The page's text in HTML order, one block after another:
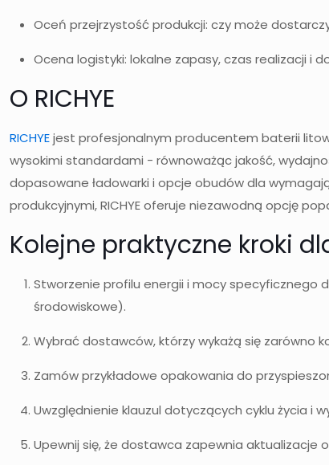
Oceń przejrzystość produkcji: czy może
Ocena logistyki: lokalne zapasy, czas realizacji i
O RICHYE
RICHYEjest profesjonalnym producentem baterii
wysokimi standardami - równoważąc jakość,
dopasowane ładowarki i opcje obudów dla
produkcyjnymi, RICHYE oferuje niezawodną opcję
Kolejne praktyczne kroki
Stworzenie profilu energii i mocy specyficznego
środowiskowe).
Wybrać dostawców, którzy wykażą się zarówno
Zamów przykładowe opakowania do
Uwzględnienie klauzul dotyczących cyklu życia i
Upewnij się, że dostawca zapewnia aktualizacje